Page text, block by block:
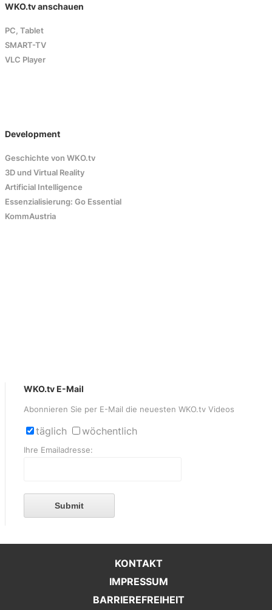
WKO.tv anschauen
PC, Tablet
SMART-TV
VLC Player
Development
Geschichte von WKO.tv
3D und Virtual Reality
Artificial Intelligence
Essenzialisierung: Go Essential
KommAustria
WKO.tv E-Mail
Abonnieren Sie per E-Mail die neuesten WKO.tv Videos
täglich wöchentlich
Ihre Emailadresse:
Submit
KONTAKT
IMPRESSUM
BARRIEREFREIHEIT